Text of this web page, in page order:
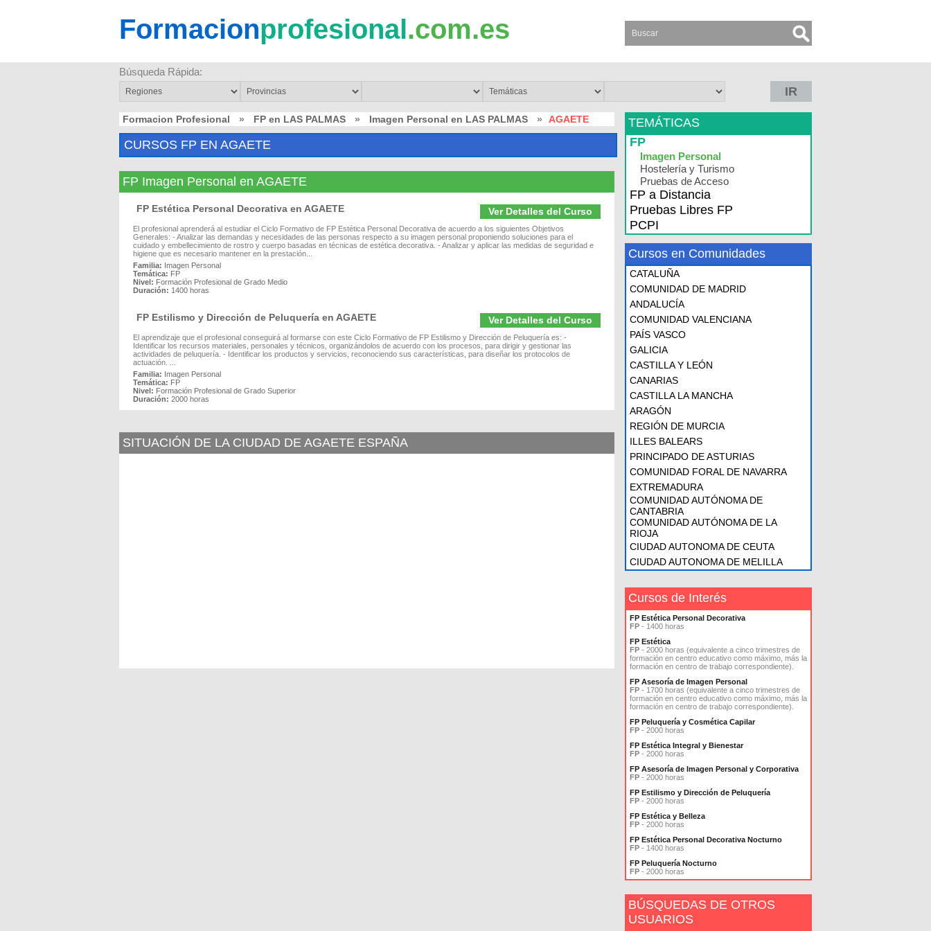
Formacionprofesional.com.es
Búsqueda Rápida:
IR
Formacion Profesional » FP en LAS PALMAS » Imagen Personal en LAS PALMAS » AGAETE
CURSOS FP EN AGAETE
FP Imagen Personal en AGAETE
Ver Detalles del Curso
FP Estética Personal Decorativa en AGAETE
El profesional aprenderá al estudiar el Ciclo Formativo de FP Estética Personal Decorativa de acuerdo a los siguientes Objetivos
Generales: - Analizar las demandas y necesidades de las personas respecto a su imagen personal proponiendo soluciones para el
cuidado y embellecimiento de rostro y cuerpo basadas en técnicas de estética decorativa. - Analizar y aplicar las medidas de seguridad e
higiene que es necesario mantener en la prestación...
Familia: Imagen Personal
Temática: FP
Nivel: Formación Profesional de Grado Medio
Duración: 1400 horas
Ver Detalles del Curso
FP Estilismo y Dirección de Peluquería en AGAETE
El aprendizaje que el profesional conseguirá al formarse con este Ciclo Formativo de FP Estilismo y Dirección de Peluquería es: -
Identificar los recursos materiales, personales y técnicos, organizándolos de acuerdo con los procesos, para dirigir y gestionar las
actividades de peluquería. - Identificar los productos y servicios, reconociendo sus características, para diseñar los protocolos de
actuación. ...
Familia: Imagen Personal
Temática: FP
Nivel: Formación Profesional de Grado Superior
Duración: 2000 horas
SITUACIÓN DE LA CIUDAD DE AGAETE ESPAÑA
TEMÁTICAS
FP
Imagen Personal
Hostelería y Turismo
Pruebas de Acceso
FP a Distancia
Pruebas Libres FP
PCPI
Cursos en Comunidades
CATALUÑA
COMUNIDAD DE MADRID
ANDALUCÍA
COMUNIDAD VALENCIANA
PAÍS VASCO
GALICIA
CASTILLA Y LEÓN
CANARIAS
CASTILLA LA MANCHA
ARAGÓN
REGIÓN DE MURCIA
ILLES BALEARS
PRINCIPADO DE ASTURIAS
COMUNIDAD FORAL DE NAVARRA
EXTREMADURA
COMUNIDAD AUTÓNOMA DE
CANTABRIA
COMUNIDAD AUTÓNOMA DE LA
RIOJA
CIUDAD AUTONOMA DE CEUTA
CIUDAD AUTONOMA DE MELILLA
Cursos de Interés
FP Estética Personal Decorativa
FP - 1400 horas
FP Estética
FP - 2000 horas (equivalente a cinco trimestres de
formación en centro educativo como máximo, más la
formación en centro de trabajo correspondiente).
FP Asesoría de Imagen Personal
FP - 1700 horas (equivalente a cinco trimestres de
formación en centro educativo como máximo, más la
formación en centro de trabajo correspondiente).
FP Peluquería y Cosmética Capilar
FP - 2000 horas
FP Estética Integral y Bienestar
FP - 2000 horas
FP Asesoría de Imagen Personal y Corporativa
FP - 2000 horas
FP Estilismo y Dirección de Peluquería
FP - 2000 horas
FP Estética y Belleza
FP - 2000 horas
FP Estética Personal Decorativa Nocturno
FP - 1400 horas
FP Peluquería Nocturno
FP - 2000 horas
BÚSQUEDAS DE OTROS
USUARIOS